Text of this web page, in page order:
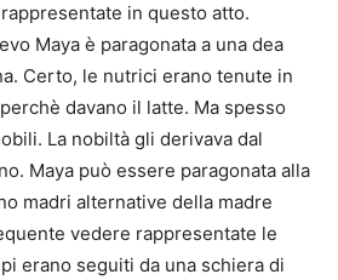
in questo atto.
Maya è paragonata a una dea
Certo, le nutrici erano tenute in
davano il latte. Ma spesso
La nobiltà gli derivava dal
Maya può essere paragonata alla
madri alternative della madre
vedere rappresentate le
erano seguiti da una schiera di